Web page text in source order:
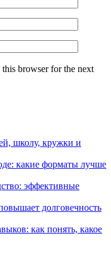
browser for the next
школу, кружки и
какие форматы лучше
эффективные
долговечность
как понять, какое